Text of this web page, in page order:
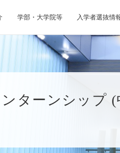
学部・大学院等 入学者選抜情
ンターンシップ